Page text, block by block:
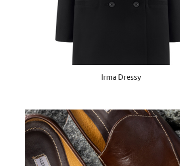
Irma Dressy